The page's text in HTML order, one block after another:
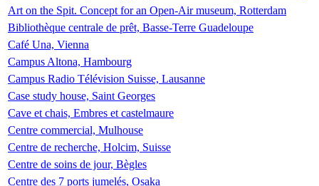
Art on the Spit. Concept for an Open-Air museum, Rotterdam
Bibliothèque centrale de prêt, Basse-Terre Guadeloupe
Café Una, Vienna
Campus Altona, Hambourg
Campus Radio Télévision Suisse, Lausanne
Case study house, Saint Georges
Cave et chais, Embres et castelmaure
Centre commercial, Mulhouse
Centre de recherche, Holcim, Suisse
Centre de soins de jour, Bègles
Centre des 7 ports jumelés, Osaka